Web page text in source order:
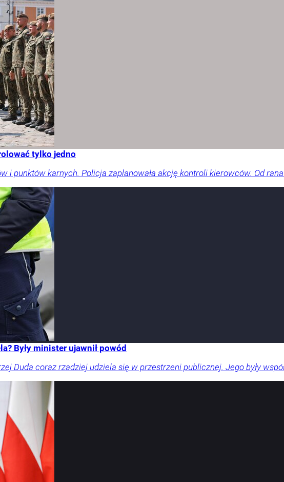
tylko jedno
i punktów karnych. Policja zaplanowała akcję kontroli kierowców. Od
Były minister ujawnił powód
Duda coraz rzadziej udziela się w przestrzeni publicznej. Jego były